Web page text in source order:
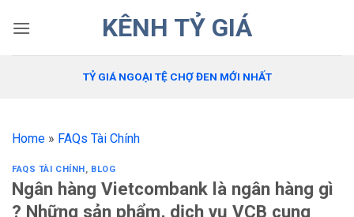
qua
KÊNH TỶ GIÁ
TỶ GIÁ NGOẠI TỆ CHỢ ĐEN MỚI NHẤT
Home » FAQs Tài Chính
FAQS TÀI CHÍNH, BLOG
Ngân hàng Vietcombank là ngân hàng gì
? Những sản phẩm, dịch vụ VCB cung